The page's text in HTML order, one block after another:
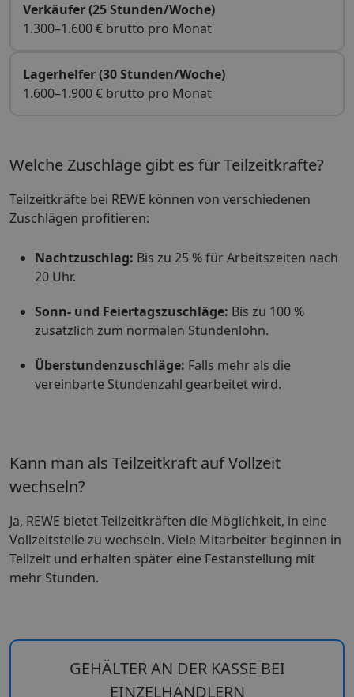
Verkäufer (25 Stunden/Woche)
1.300–1.600 € brutto pro Monat
Lagerhelfer (30 Stunden/Woche)
1.600–1.900 € brutto pro Monat
Welche Zuschläge gibt es für Teilzeitkräfte?
Teilzeitkräfte bei REWE können von verschiedenen
Zuschlägen profitieren:
Nachtzuschlag: Bis zu 25 % für Arbeitszeiten nach
20 Uhr.
Sonn- und Feiertagszuschläge: Bis zu 100 %
zusätzlich zum normalen Stundenlohn.
Überstundenzuschläge: Falls mehr als die
vereinbarte Stundenzahl gearbeitet wird.
Kann man als Teilzeitkraft auf Vollzeit
wechseln?
Ja, REWE bietet Teilzeitkräften die Möglichkeit, in eine
Vollzeitstelle zu wechseln. Viele Mitarbeiter beginnen in
Teilzeit und erhalten später eine Festanstellung mit
mehr Stunden.
GEHÄLTER AN DER KASSE BEI
EINZELHÄNDLERN